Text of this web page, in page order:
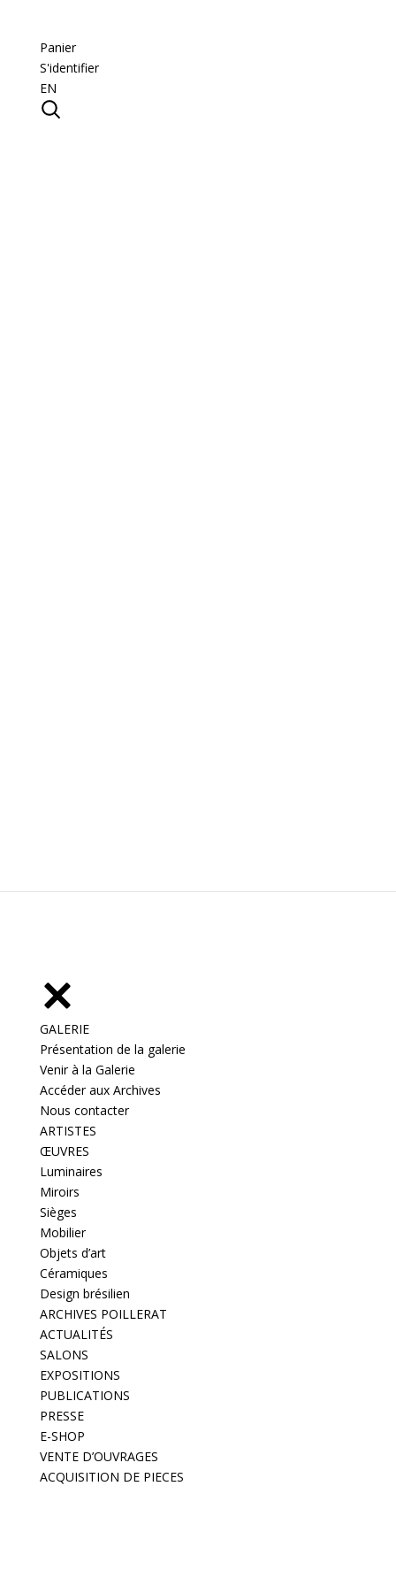
Panier
S'identifier
EN
GALERIE
Présentation de la galerie
Venir à la Galerie
Accéder aux Archives
Nous contacter
ARTISTES
ŒUVRES
Luminaires
Miroirs
Sièges
Mobilier
Objets d’art
Céramiques
Design brésilien
ARCHIVES POILLERAT
ACTUALITÉS
SALONS
EXPOSITIONS
PUBLICATIONS
PRESSE
E-SHOP
VENTE D’OUVRAGES
ACQUISITION DE PIECES